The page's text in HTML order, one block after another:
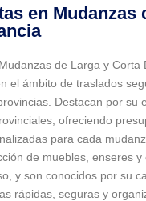
en Mudanzas
de Larga y Corta
el ámbito de traslados
Destacan por su
ofreciendo
para cada
de muebles, enseres y
y son conocidos por su
rápidas, seguras y